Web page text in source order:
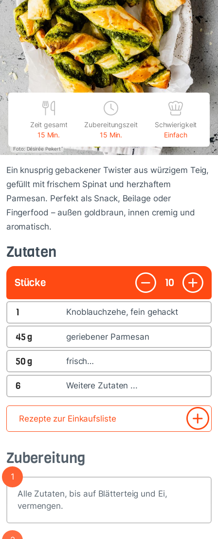
Foto: Désirée Peikert
Zeit gesamt
15 Min.
Zubereitungszeit
15 Min.
Schwierigkeit
Einfach
Zubereitung
1
Alle Zutaten, bis auf Blätterteig und Ei,
vermengen.
Ein knusprig gebackener Twister aus würzigem Teig,
gefüllt mit frischem Spinat und herzhaftem
Parmesan. Perfekt als Snack, Beilage oder
Fingerfood – außen goldbraun, innen cremig und
aromatisch.
Zutaten
Stücke 10
1 Knoblauchzehe, fein gehackt
45g geriebener Parmesan
50g frisch…
6 Weitere Zutaten ...
Rezepte zur Einkaufsliste